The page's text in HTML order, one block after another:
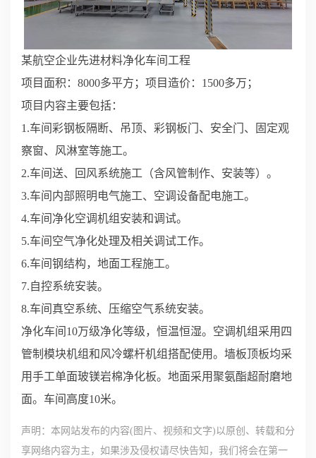
某航空企业先进材料净化车间工程
项目面积：8000多平方；项目造价：1500多万；
项目内容主要包括：
1.车间彩钢板隔断、吊顶、彩钢板门、安全门、固定观
察窗、风淋室等施工。
2.车间送、回风系统施工（含风管制作、安装等）。
3.车间内部照明电气施工、空调设备配电施工。
4.车间净化空调机组安装和调试。
5.车间空气净化处理及相关调试工作。
6.车间钢结构，地面工程施工。
7.自控系统安装。
8.车间真空系统、压缩空气系统安装。
净化车间10万级净化等级，恒温恒湿。空调机组采用四
管制模块机组和风冷螺杆机组搭配使用。墙板顶板均采
用手工单面玻镁岩棉净化板。地面采用聚氨酯超耐磨地
面。车间高度10米。
声明：本网站发布的内容(图片、视频和文字)以原创、转载和分
享网络内容为主，如果涉及侵权请尽快告知，我们将会在第一